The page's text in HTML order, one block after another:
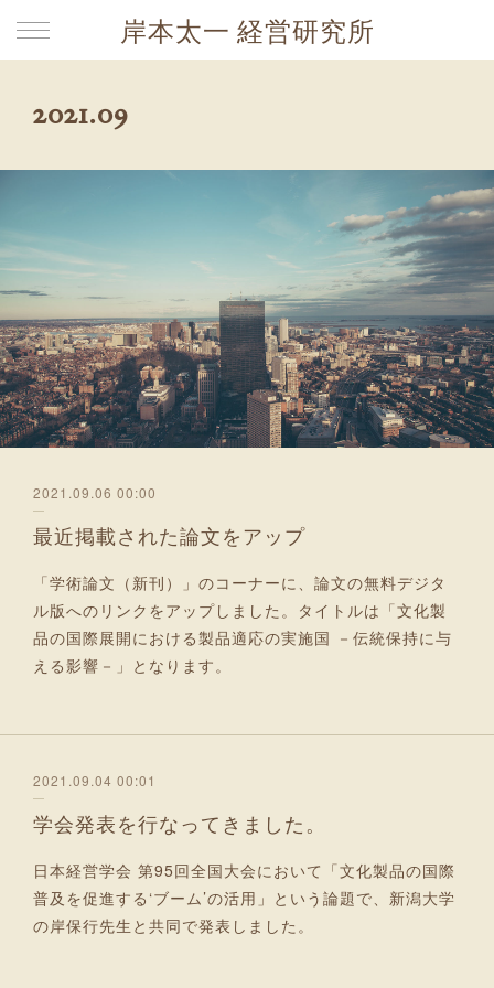
岸本太一 経営研究所
2021.09
2021.09.06 00:00
最近掲載された論文をアップ
「学術論文（新刊）」のコーナーに、論文の無料デジタ
ル版へのリンクをアップしました。タイトルは「文化製
品の国際展開における製品適応の実施国 －伝統保持に与
える影響－」となります。
2021.09.04 00:01
学会発表を行なってきました。
日本経営学会 第95回全国大会において「文化製品の国際
普及を促進する‘ブーム’の活用」という論題で、新潟大学
の岸保行先生と共同で発表しました。